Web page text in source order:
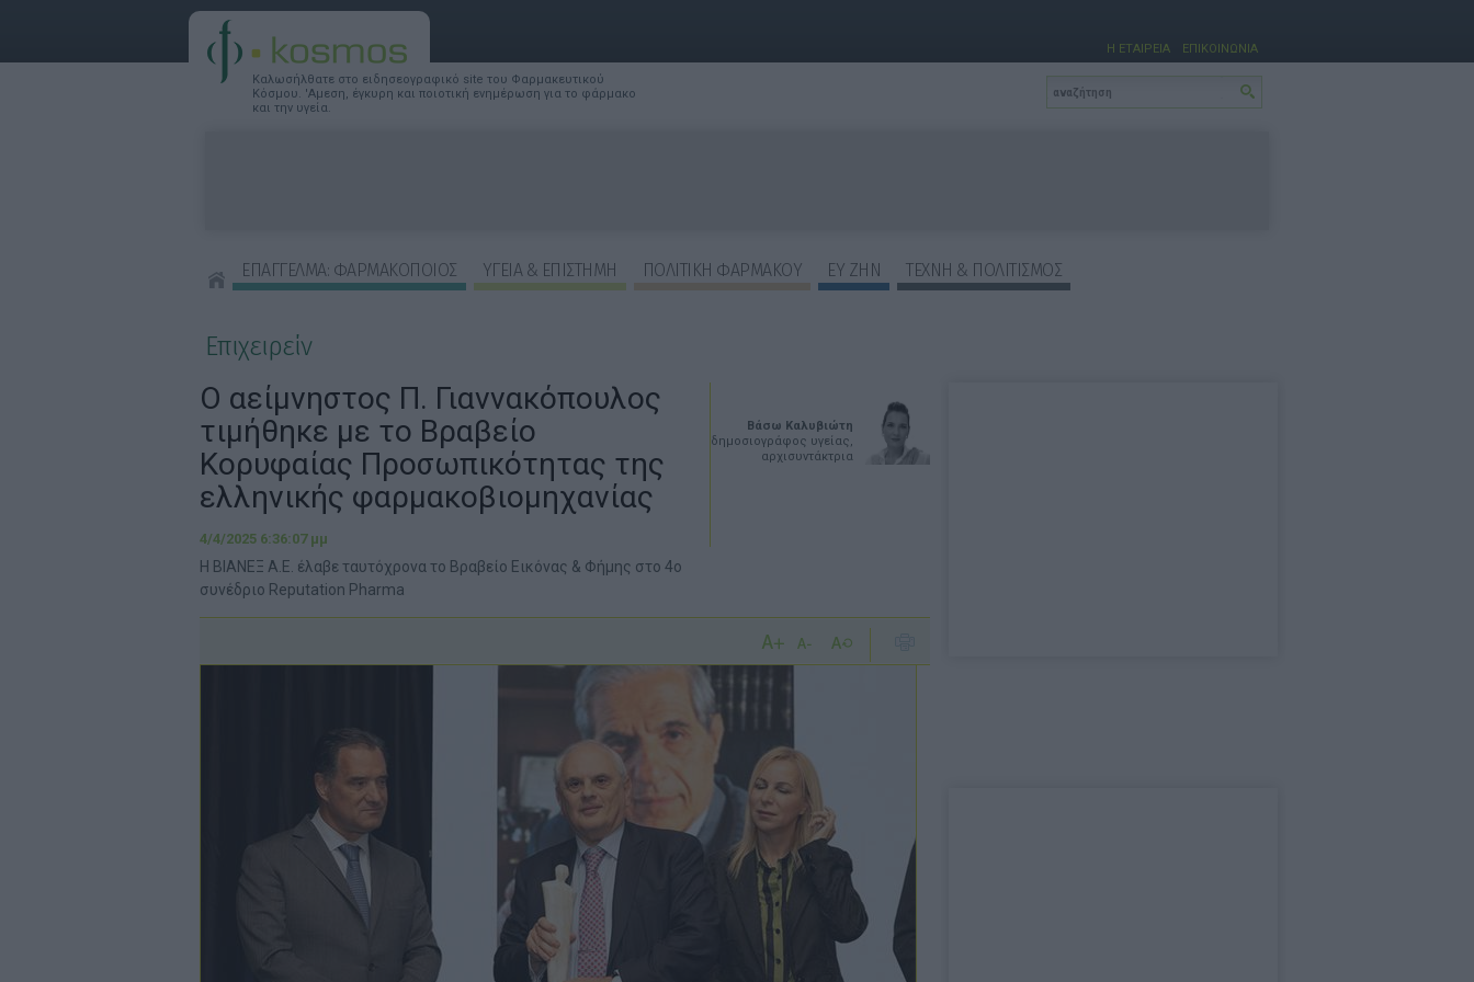
Καλωσήλθατε στο ειδησεογραφικό site του Φαρμακευτικού
Κόσμου. 'Αμεση, έγκυρη και ποιοτική ενημέρωση για το φάρμακο
και την υγεία.
Η ΕΤΑΙΡΕΙΑ ΕΠΙΚΟΙΝΩΝΙΑ
ΕΠΑΓΓΕΛΜΑ: ΦΑΡΜΑΚΟΠΟΙΟΣ ΥΓΕΙΑ & ΕΠΙΣΤΗΜΗ ΠΟΛΙΤΙΚΗ ΦΑΡΜΑΚΟΥ ΕΥ ΖΗΝ
ΤΕΧΝΗ & ΠΟΛΙΤΙΣΜΟΣ
Επιχειρείν
Βάσω Καλυβιώτη
δημοσιογράφος υγείας,
αρχισυντάκτρια
Ο αείμνηστος Π. Γιαννακόπουλος
τιμήθηκε με το Βραβείο
Κορυφαίας Προσωπικότητας της
ελληνικής φαρμακοβιομηχανίας
4/4/2025 6:36:07 μμ
Η ΒΙΑΝΕΞ Α.Ε. έλαβε ταυτόχρονα το Βραβείο Εικόνας & Φήμης στο 4ο
συνέδριο Reputation Pharma